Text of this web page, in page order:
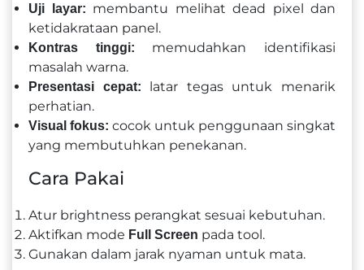
Uji layar: membantu melihat dead pixel dan
ketidakrataan panel.
Kontras tinggi: memudahkan identifikasi
masalah warna.
Presentasi cepat: latar tegas untuk menarik
perhatian.
Visual fokus: cocok untuk penggunaan singkat
yang membutuhkan penekanan.
Cara Pakai
Atur brightness perangkat sesuai kebutuhan.
Aktifkan mode Full Screen pada tool.
Gunakan dalam jarak nyaman untuk mata.